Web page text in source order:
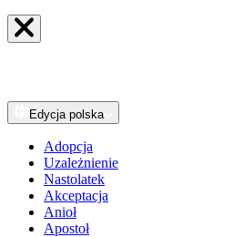
Edycja polska
Adopcja
Uzależnienie
Nastolatek
Akceptacja
Anioł
Apostoł